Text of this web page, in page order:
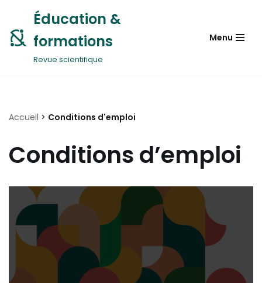
Aller
au
contenu
Éducation &
formations
Revue scientifique
Menu
Accueil > Conditions d'emploi
Conditions d’emploi